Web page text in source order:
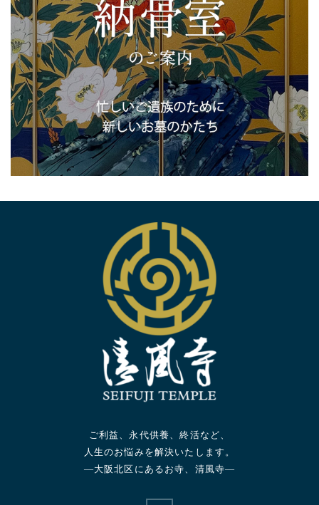
ご利益、永代供養、終活など、
人生のお悩みを解決いたします。
—大阪北区にあるお寺、清風寺—